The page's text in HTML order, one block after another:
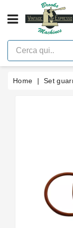
CATEGORIA
Macchine
Per
Caffè
Espresso
Leva
Home Set